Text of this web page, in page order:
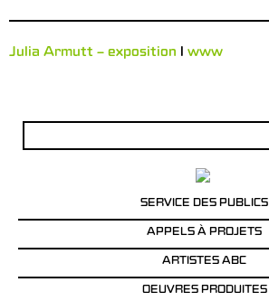
Julia Armutt – exposition l www
SERVICE DES PUBLICS
APPELS À PROJETS
ARTISTES ABC
OEUVRES PRODUITES